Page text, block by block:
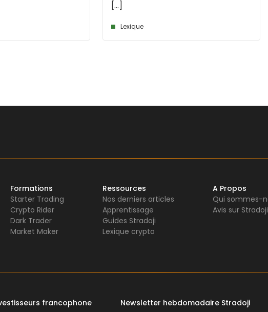
[...]
Lexique
Formations
Starter Trading
Crypto Rider
Dark Trader
Market Maker
Ressources
Nos derniers articles
Apprentissage
Guides Stradoji
Lexique crypto
A Propos
Qui sommes-
Avis sur Stradoji
francophone
Newsletter hebdomadaire Stradoji